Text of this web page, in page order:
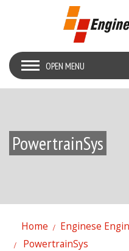
OPEN MENU
PowertrainSys
Home
Enginese
PowertrainSys